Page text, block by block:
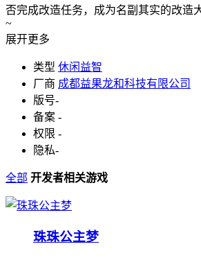
否完成改造任务，成为名副其实的改造
~
展开更多
类型 休闲益智
厂商 成都益果龙和科技有限公司
版号-
备案 -
权限 -
隐私-
全部 开发者相关游戏
珠珠公主梦